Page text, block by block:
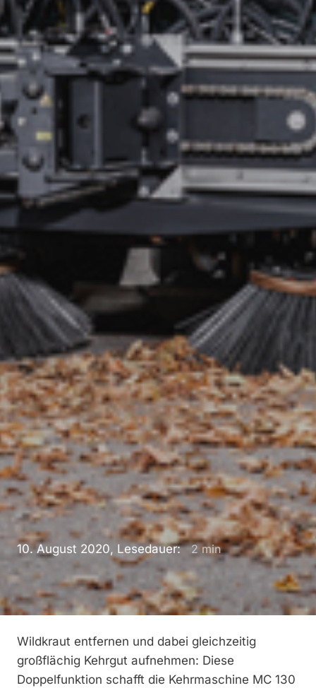
10. August 2020, Lesedauer: 2 min
Wildkraut entfernen und dabei gleichzeitig
großflächig Kehrgut aufnehmen: Diese
Doppelfunktion schafft die Kehrmaschine MC 130